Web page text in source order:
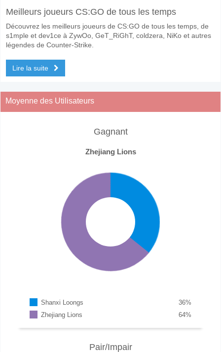
Meilleurs joueurs CS:GO de tous les temps
Découvrez les meilleurs joueurs de CS:GO de tous les temps, de
s1mple et dev1ce à ZywOo, GeT_RiGhT, coldzera, NiKo et autres
légendes de Counter-Strike.
Lire la suite
Moyenne des Utilisateurs
Gagnant
Zhejiang Lions
Shanxi Loongs %
36
Zhejiang Lions
%
64
Pair/Impair